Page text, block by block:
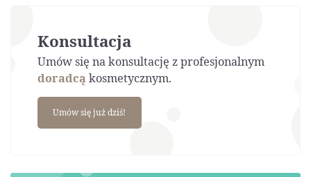
Konsultacja
Umów się na konsultację z profesjonalnym
doradcąkosmetycznym.
Umów się już dziś!